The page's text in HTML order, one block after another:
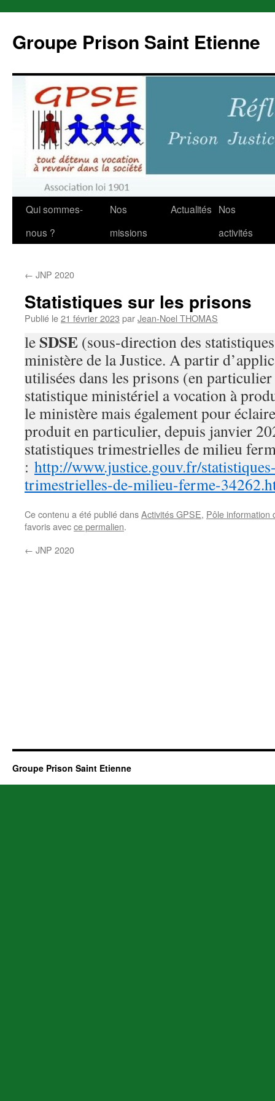
contenu
Groupe Prison Saint Etienne
Qui sommes-
nous ?
Nos
missions
Actualités Nos
activités
← JNP 2020
Statistiques sur les prisons
Publié le21 février 2023 parJean-Noel THOMAS
le SDSE (sous-direction des
ministère de la Justice. A partir
utilisées dans les prisons (en
statistique ministériel a vocation à
le ministère mais également pour
produit en particulier, depuis janvier
statistiques trimestrielles de milieu
: http://www.justice.gouv.fr/
trimestrielles-de-milieu-ferme-
Ce contenu a été publié dansActivités GPSE, Pôle information
favoris avecce permalien.
← JNP 2020
Groupe Prison Saint Etienne